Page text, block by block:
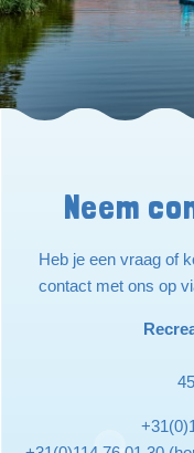
Neem
Heb je een vraag of
contact met ons op